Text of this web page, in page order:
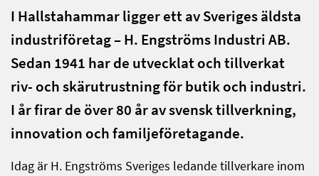
I Hallstahammar ligger ett av Sveriges äldsta
industriföretag – H. Engströms Industri AB.
Sedan 1941 har de utvecklat och tillverkat
riv- och skärutrustning för butik och industri.
I år firar de över 80 år av svensk tillverkning,
innovation och familjeföretagande.
Idag är H. Engströms Sveriges ledande tillverkare inom